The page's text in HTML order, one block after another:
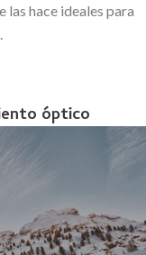
las hace ideales para
óptico